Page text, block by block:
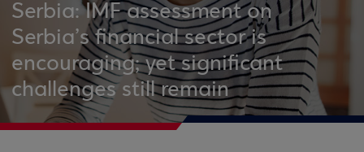
Serbia: IMF assessment on
Serbia’s financial sector is
encouraging; yet significant
challenges still remain